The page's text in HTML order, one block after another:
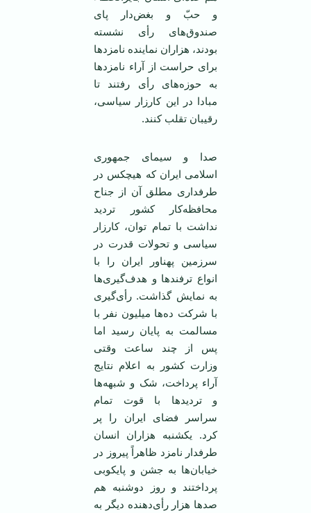
و حبّ و بغض‌دار پای
صندوق‌های رأی نشسته
بودند، هزاران نماینده نامزدها
برای حراست از آراء نامزدها
به حوزه‌های رأی رفتند تا
مبادا در این کارزار سیاسی،
رقیبان تقلب کنند.
صدا و سیمای جمهوری
اسلامی ایران که هیچکس در
طرفداری مطلق آن از جناح
محافظه‌کار کشور تردید
نداشت با تمام توان، کارزار
سیاسی و تحولات قدرت در
سرزمین پهناور ایران را با
انواع ترفندها و هدف‌گیری‌ها
به نمایش گذاشت. رأی‌گیری
با شرکت ده‌ها میلیون نفر با
مسالمت به پایان رسید اما
پس از چند ساعت وقتی
وزارت کشور به اعلام نتایج
آراء پرداخت، شک و شبهه‌ها
و تردیدها با قوت تمام
سراسر فضای ایران را پر
کرد. یکشنبه هزاران انسان
طرفدار نامزد ظاهراً پیروز در
خیابان‌ها به جشن و پایکوبی
پرداختند و روز دوشنبه هم
صدها هزار رأی‌دهنده دیگر به